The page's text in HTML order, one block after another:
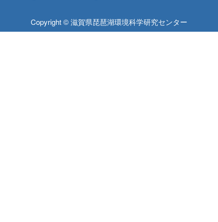
Copyright © 滋賀県琵琶湖環境科学研究センター